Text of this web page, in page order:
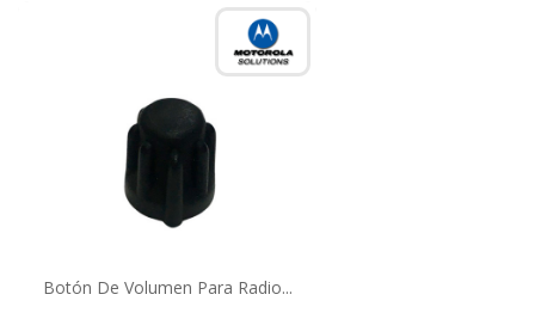
Botón De Volumen Para Radio...